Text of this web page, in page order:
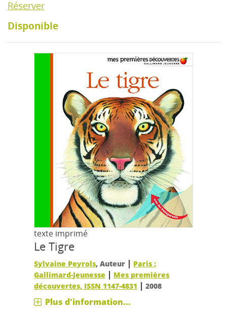
Réserver
Disponible
texte imprimé
Le Tigre
Sylvaine Peyrols, Auteur | Paris :
Gallimard-Jeunesse | Mes premières
découvertes, ISSN 1147-4831 |2008
Plus d'information...